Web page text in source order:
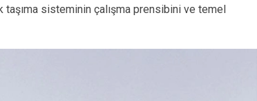
taşıma sisteminin çalışma prensibini ve temel